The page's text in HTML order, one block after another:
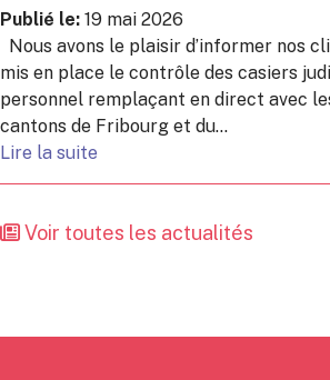
Publié le: 19 mai 2026
Nous avons le plaisir d’informer nos
mis en place le contrôle des casiers
personnel remplaçant en direct avec
cantons de Fribourg et du...
Lire la suite
Voir toutes les actualités